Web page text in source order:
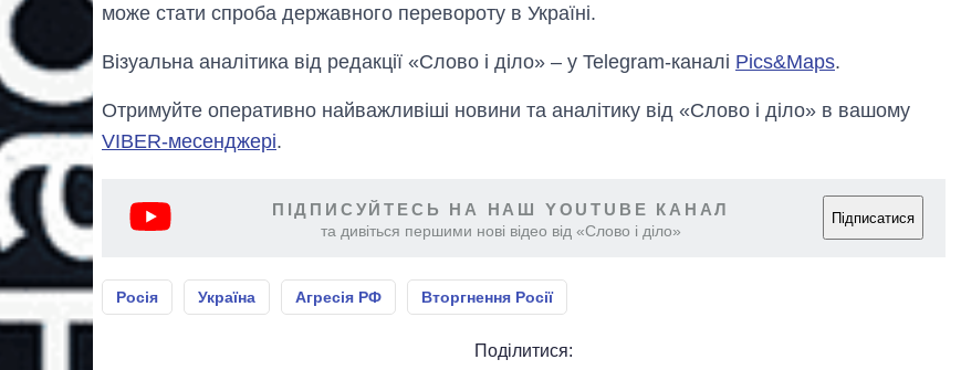
може стати спроба державного перевороту в Україні.
Візуальна аналітика від редакції «Слово і діло» – у Telegram-каналі Pics&Maps.
Отримуйте оперативно найважливіші новини та аналітику від «Слово і діло» в вашому
VIBER-месенджері.
ПІДПИСУЙТЕСЬ НА НАШ YOUTUBE КАНАЛ
та дивіться першими нові відео від «Слово і діло»
Підписатися
Росія Україна Агресія РФ Вторгнення Росії
Поділитися: